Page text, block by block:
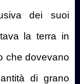
dei suoi
la terra in
che dovevano
di grano